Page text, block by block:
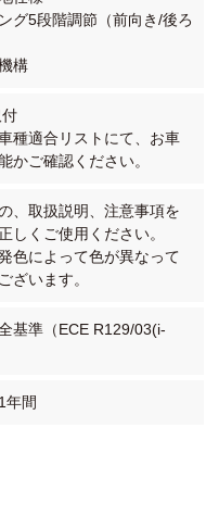
グ5段階調節（前向き/後ろ
構
付
種適合リストにて、お車
かご確認ください。
、取扱説明、注意事項を
しくご使用ください。
色によって色が異なって
ざいます。
基準（ECE R129/03(i-
年間